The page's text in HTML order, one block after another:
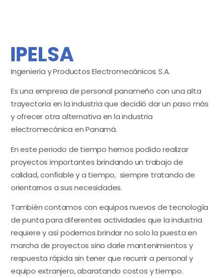
IPELSA
Ingeniería y Productos Electromecánicos S.A.
Es una empresa de personal panameño con una alta
trayectoria en la industria que decidió dar un paso más
y ofrecer otra alternativa en la industria
electromecánica en Panamá.
En este periodo de tiempo hemos podido realizar
proyectos importantes brindando un trabajo de
calidad, confiable y a tiempo, siempre tratando de
orientarnos a sus necesidades.
También contamos con equipos nuevos de tecnología
de punta para diferentes actividades que la industria
requiere y así podemos brindar no solo la puesta en
marcha de proyectos sino darle mantenimientos y
respuesta rápida sin tener que recurrir a personal y
equipo extranjero, abaratando costos y tiempo.